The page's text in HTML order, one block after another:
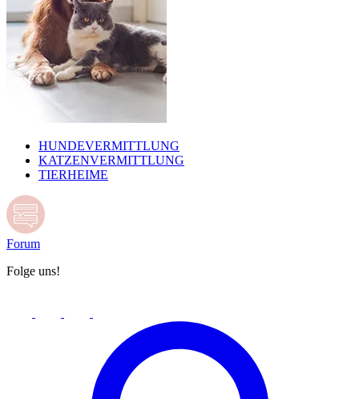
HUNDEVERMITTLUNG
KATZENVERMITTLUNG
TIERHEIME
Forum
Folge uns!